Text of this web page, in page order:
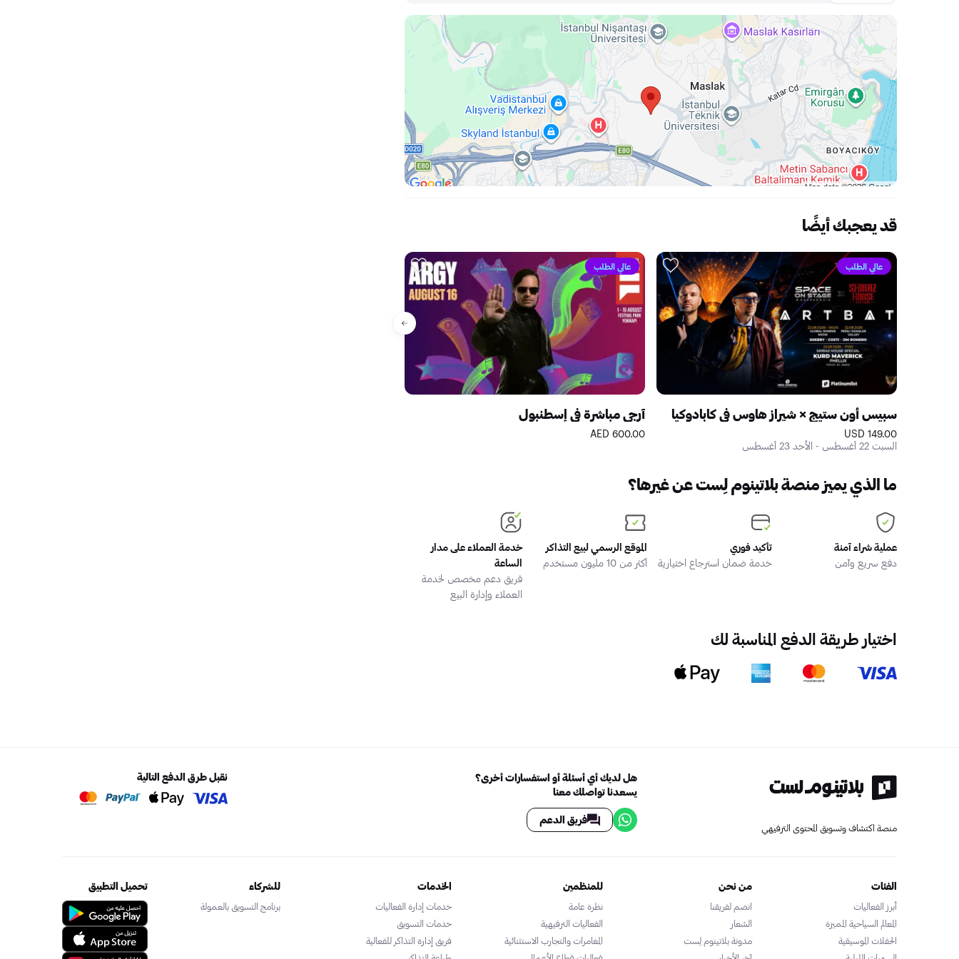
قد يعجبك أيضًا
عالي الطلب
سبيس أون ستيج × شيراز هاوس في كابادوكيا
149.00 USD
السبت 22 أغسطس - الأحد 23 أغسطس
عالي الطلب
آرجي مباشرة في إسطنبول
600.00 AED
ما الذي يميز منصة بلاتينوم لِست عن غيرها؟
عملية شراء آمنة
دفع سريع وآمن
تأكيد فوري
خدمة ضمان استرجاع اختيارية
الموقع الرسمي لبيع التذاكر
أكثر من 10 مليون مستخدم
خدمة العملاء على مدار
الساعة
فريق دعم مخصص لخدمة
العملاء وإدارة البيع
اختيار طريقة الدفع المناسبة لك
منصة اكتشاف وتسويق المحتوى الترفيهي
هل لديك أي أسئلة أو استفسارات أخرى؟
يسعدنا تواصلك معنا
فريق الدعم
نقبل طرق الدفع التالية
الفئات
أبرز الفعاليات
المعالم السياحية المميزة
الحفلات الموسيقية
من نحن
انضم لفريقنا
الشعار
مدونة بلاتينوم لِست
للمنظمين
نظرة عامة
الفعاليات الترفيهية
المغامرات والتجارب الاستثنائية
الخدمات
خدمات إدارة الفعاليات
خدمات التسويق
فريق إدارة التذاكر للفعالية
للشركاء
برنامج التسويق بالعمولة
تحميل التطبيق